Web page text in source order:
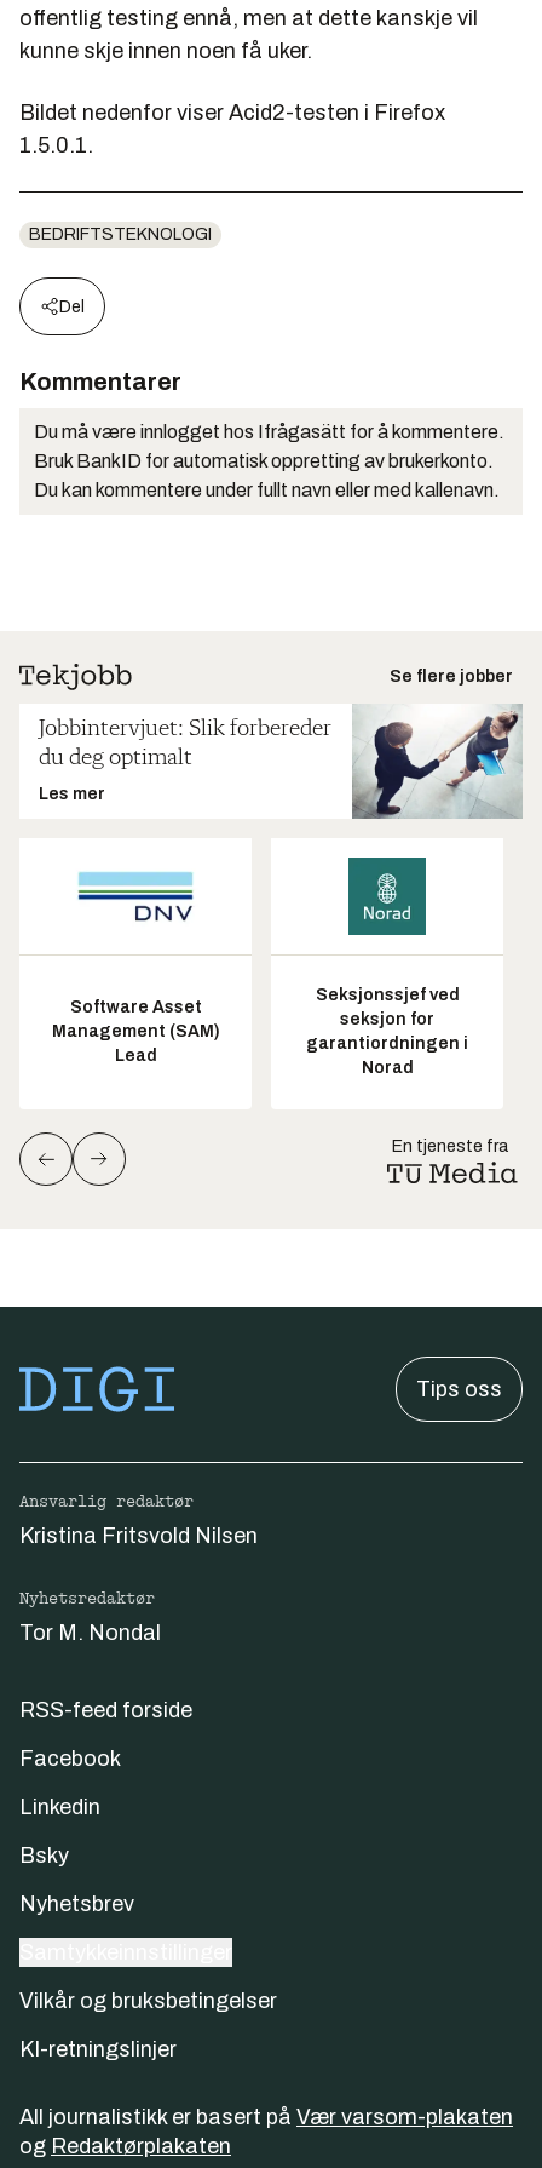
offentlig testing ennå, men at dette kanskje vil
kunne skje innen noen få uker.
Bildet nedenfor viser Acid2-testen i Firefox
1.5.0.1.
BEDRIFTSTEKNOLOGI
Del
Kommentarer
Du må være innlogget hos Ifrågasätt for å kommentere.
Bruk BankID for automatisk oppretting av brukerkonto.
Du kan kommentere under fullt navn eller med kallenavn.
Se flere jobber
Jobbintervjuet: Slik forbereder
du deg optimalt
Les mer
Software Asset
Management (SAM)
Lead
Seksjonssjef ved
seksjon for
garantiordningen i
Norad
En tjeneste fra
Tips oss
Ansvarlig redaktør
Kristina Fritsvold Nilsen
Nyhetsredaktør
Tor M. Nondal
RSS-feed forside
Facebook
Linkedin
Bsky
Nyhetsbrev
Vilkår og bruksbetingelser
KI-retningslinjer
All journalistikk er basert på Vær varsom-plakaten
og Redaktørplakaten